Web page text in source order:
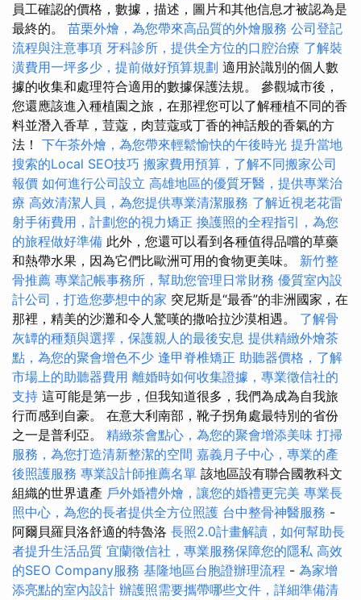
員工確認的價格，數據，描述，圖片和其他信息才被認為是
最終的。 苗栗外燴，為您帶來高品質的外燴服務 公司登記
流程與注意事項 牙科診所，提供全方位的口腔治療 了解裝
潢費用一坪多少，提前做好預算規劃 適用於識別的個人數
據的收集和處理符合適用的數據保護法規。 參觀城市後，
您還應該進入種植園之旅，在那裡您可以了解種植不同的香
料並潛入香草，荳蔻，肉荳蔻或丁香的神話般的香氣的方
法！ 下午茶外燴，為您帶來輕鬆愉快的午後時光 提升當地
搜索的Local SEO技巧 搬家費用預算，了解不同搬家公司
報價 如何進行公司設立 高雄地區的優質牙醫，提供專業治
療 高效清潔人員，為您提供專業清潔服務 了解近視老花雷
射手術費用，計劃您的視力矯正 換護照的全程指引，為您
的旅程做好準備 此外，您還可以看到各種值得品嚐的草藥
和熱帶水果，因為它們比歐洲可用的食物更美味。 新竹整
骨推薦 專業記帳事務所，幫助您管理日常財務 優質室內設
計公司，打造您夢想中的家 突尼斯是“最香”的非洲國家，在
那裡，精美的沙灘和令人驚嘆的撒哈拉沙漠相遇。 了解骨
灰罈的種類與選擇，保護親人的最後安息 提供精緻外燴茶
點，為您的聚會增色不少 逢甲脊椎矯正 助聽器價格，了解
市場上的助聽器費用 離婚時如何收集證據，專業徵信社的
支持 這可能是第一步，但我知道很多，我們為成為自我旅
行而感到自豪。 在意大利南部，靴子拐角處最特別的省份
之一是普利亞。 精緻茶會點心，為您的聚會增添美味 打掃
服務，為您打造清新整潔的空間 嘉義月子中心，專業的產
後照護服務 專業設計師推薦名單 該地區設有聯合國教科文
組織的世界遺產 戶外婚禮外燴，讓您的婚禮更完美 專業長
照中心，為您的長者提供全方位照護 台中整骨神醫服務 -
阿爾貝羅貝洛舒適的特魯洛 長照2.0計畫解讀，如何幫助長
者提升生活品質 宜蘭徵信社，專業服務保障您的隱私 高效
的SEO Company服務 基隆地區台胞證辦理流程 - 為家增
添亮點的室內設計 辦護照需要攜帶哪些文件，詳細準備清